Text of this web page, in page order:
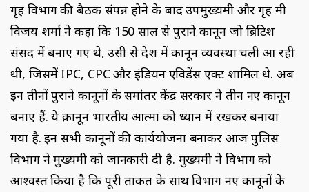
गृह विभाग की बैठक संपन्न होने के बाद उपमुख्यमंत्री और गृह मंत्री
विजय शर्मा ने कहा कि 150 साल से पुराने कानून जो ब्रिटिश
संसद में बनाए गए थे, उसी से देश में कानून व्यवस्था चली आ रही
थी, जिसमें IPC, CPC और इंडियन एविडेंस एक्ट शामिल थे. अब
इन तीनों पुराने कानूनों के समांतर केंद्र सरकार ने तीन नए कानून
बनाए हैं. ये क़ानून भारतीय आत्मा को ध्यान में रखकर बनाया
गया है. इन सभी कानूनों की कार्ययोजना बनाकर आज पुलिस
विभाग ने मुख्यमंत्री को जानकारी दी है. मुख्यमंत्री ने विभाग को
आश्वस्त किया है कि पूरी ताकत के साथ विभाग नए कानूनों के